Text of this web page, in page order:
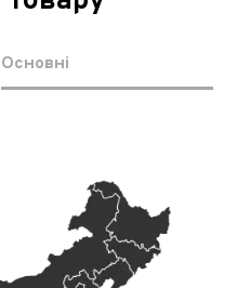
Основні